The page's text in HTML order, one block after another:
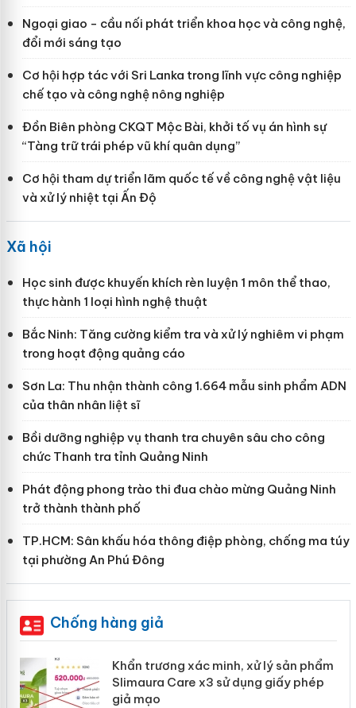
Ngoại giao - cầu nối phát triển khoa học và công nghệ,
đổi mới sáng tạo
Cơ hội hợp tác với Sri Lanka trong lĩnh vực công nghiệp
chế tạo và công nghệ nông nghiệp
Đồn Biên phòng CKQT Mộc Bài, khởi tố vụ án hình sự
“Tàng trữ trái phép vũ khí quân dụng”
Cơ hội tham dự triển lãm quốc tế về công nghệ vật liệu
và xử lý nhiệt tại Ấn Độ
Xã hội
Học sinh được khuyến khích rèn luyện 1 môn thể thao,
thực hành 1 loại hình nghệ thuật
Bắc Ninh: Tăng cường kiểm tra và xử lý nghiêm vi phạm
trong hoạt động quảng cáo
Sơn La: Thu nhận thành công 1.664 mẫu sinh phẩm ADN
của thân nhân liệt sĩ
Bồi dưỡng nghiệp vụ thanh tra chuyên sâu cho công
chức Thanh tra tỉnh Quảng Ninh
Phát động phong trào thi đua chào mừng Quảng Ninh
trở thành thành phố
TP.HCM: Sân khấu hóa thông điệp phòng, chống ma túy
tại phường An Phú Đông
Chống hàng giả
Khẩn trương xác minh, xử lý sản phẩm
Slimaura Care x3 sử dụng giấy phép
giả mạo